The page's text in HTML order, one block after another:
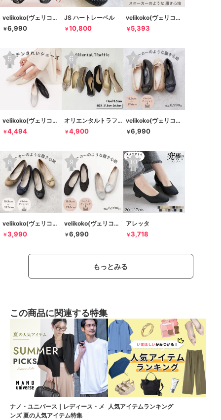
velikoko(ヴェリココ）
￥6,990
JS ハートレーベル
￥10,800
velikoko(ヴェリココ）
￥ 5,393
velikoko(ヴェリココ）
￥4,494
オリエンタルトラフィック
￥4,900
velikoko(ヴェリココ）
￥6,990
velikoko(ヴェリココ）
￥3,990
velikoko(ヴェリココ）
￥6,990
アレッタ
￥3,718
もっとみる
この商品に関連する特集
ナノ・ユニバース｜レディース・メ
ンズ 夏の人気アイテム特集
人気アイテムランキング